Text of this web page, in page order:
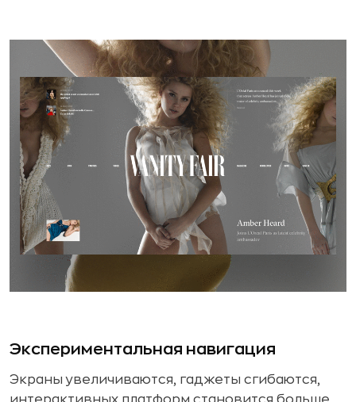
Экспериментальная навигация
Экраны увеличиваются, гаджеты сгибаются,
интерактивных платформ становится больше.